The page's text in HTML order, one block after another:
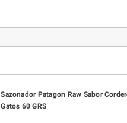
Sazonador Patagon Raw Sabor
Gatos 60 GRS